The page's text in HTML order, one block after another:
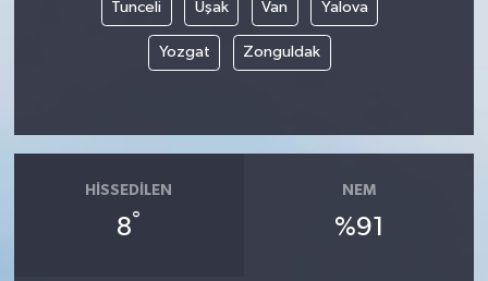
Tunceli Uşak Van Yalova
Yozgat Zonguldak
HISSEDILEN
8°
NEM
%91